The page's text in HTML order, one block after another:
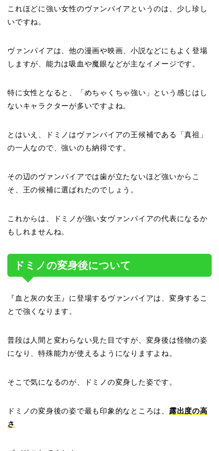
これほどに強い女性のヴァンパイアというのは、少し珍し
いですね。
ヴァンパイアは、他の漫画や映画、小説などにもよく登場
しますが、能力は吸血や魔眼などが主なイメージです。
特に女性となると、「めちゃくちゃ強い」という感じはし
ないキャラクターが多いですよね。
とはいえ、ドミノはヴァンパイアの王候補である「真祖」
の一人なので、強いのも納得です。
その辺のヴァンパイアでは歯が立たないほど強いからこ
そ、王の候補に選ばれたのでしょう。
これからは、ドミノが強い女ヴァンパイアの代表になるか
もしれませんね。
ドミノの変身後について
『血と灰の女王』に登場するヴァンパイアは、変身するこ
とで強くなります。
普段は人間と変わらない見た目ですが、変身後は怪物の姿
になり、特殊能力が使えるようになりますよね。
そこで気になるのが、ドミノの変身した姿です。
ドミノの変身後の姿で最も印象的なところは、 露出度の高
さ